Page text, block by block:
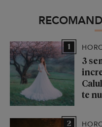
1
3
te
2